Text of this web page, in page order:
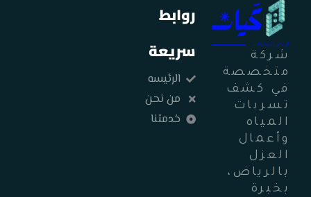
شركة
متخصصة
في كشف
تسربات
المياه
وأعمال
العزل
بالرياض،
بخبرة
روابط
سريعة
الرئيسه
من نحن
خدمتنا